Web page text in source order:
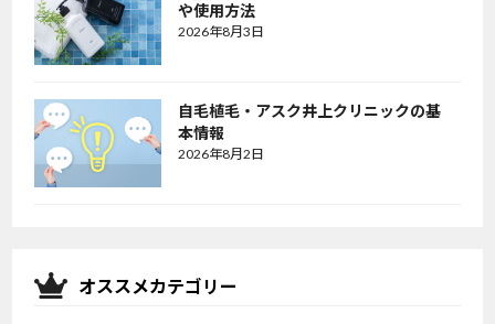
や使用方法
2026年8月3日
自毛植毛・アスク井上クリニックの基
本情報
2026年8月2日
オススメカテゴリー